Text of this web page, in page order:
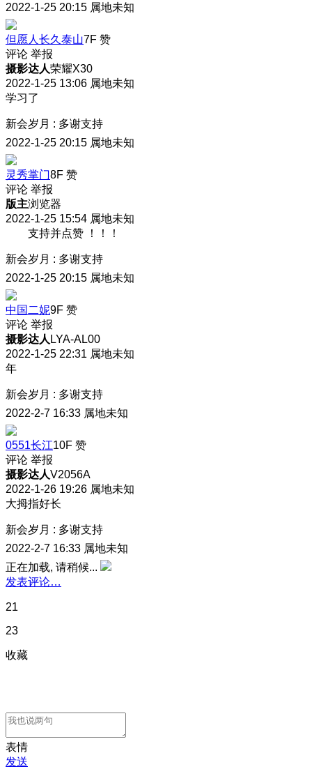
2022-1-25 20:15 属地未知
但愿人长久泰山7F 赞
评论 举报
摄影达人荣耀X30
2022-1-25 13:06 属地未知
学习了
新会岁月 : 多谢支持
2022-1-25 20:15 属地未知
灵秀掌门8F 赞
评论 举报
版主浏览器
2022-1-25 15:54 属地未知
支持并点赞 ！！！
新会岁月 : 多谢支持
2022-1-25 20:15 属地未知
中国二妮9F 赞
评论 举报
摄影达人 LYA-AL00
2022-1-25 22:31 属地未知
年
新会岁月 : 多谢支持
2022-2-7 16:33 属地未知
0551长江10F 赞
评论 举报
摄影达人V2056A
2022-1-26 19:26 属地未知
大拇指好长
新会岁月 : 多谢支持
2022-2-7 16:33 属地未知
正在加载, 请稍候...
发表评论…
21
23
收藏
表情
发送